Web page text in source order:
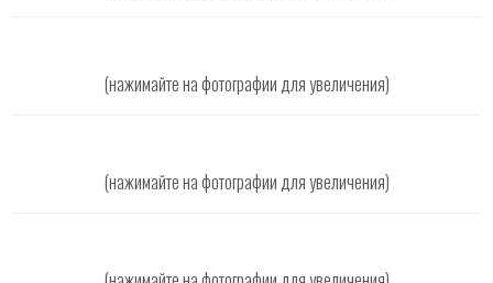
(нажимайте на фотографии для увеличения)
(нажимайте на фотографии для увеличения)